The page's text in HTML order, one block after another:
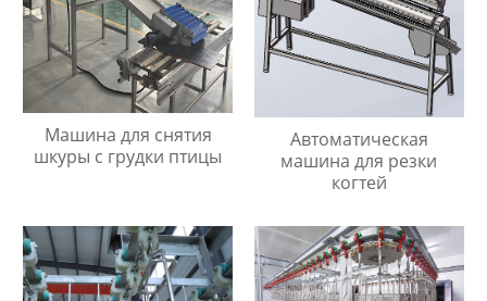
Машина для снятия
шкуры с грудки птицы
Автоматическая
машина для резки
когтей